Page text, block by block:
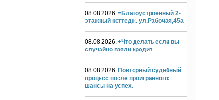
08.08.2026. =Благоустроенный 2-
этажный коттедж. ул.Рабочая,45а
08.08.2026. +Что делать если вы
случайно взяли кредит
08.08.2026. Повторный судебный
процесс после проигранного:
шансы на успех.